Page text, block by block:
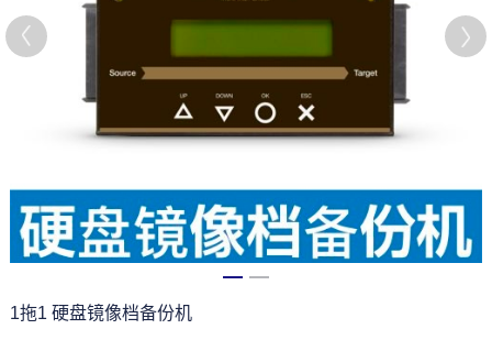
1拖1 硬盘镜像档备份机